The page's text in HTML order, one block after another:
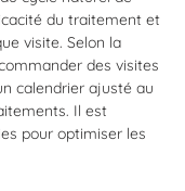
du traitement et
visite. Selon la
des visites
calendrier ajusté au
Il est
pour optimiser les